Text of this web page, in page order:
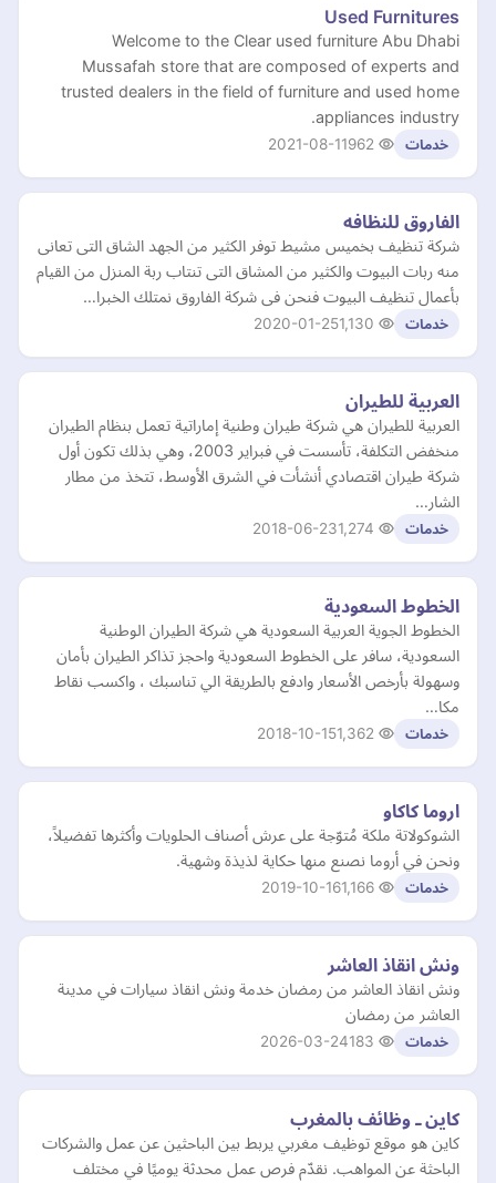
Used Furnitures
Welcome to the Clear used furniture Abu Dhabi
Mussafah store that are composed of experts and
trusted dealers in the field of furniture and used home
appliances industry.
خدمات 2021-08-11
الفاروق للنظافه
شركة تنظيف بخميس مشيط توفر الكثير من الجهد الشاق التى تعانى
منه ربات البيوت والكثير من المشاق التى تنتاب ربة المنزل من القيام
بأعمال تنظيف البيوت فنحن فى شركة الفاروق نمتلك الخبرا…
خدمات 2020-01-25
العربية للطيران
العربية للطيران هي شركة طيران وطنية إماراتية تعمل بنظام الطيران
منخفض التكلفة، تأسست في فبراير 2003، وهي بذلك تكون أول
شركة طيران اقتصادي أنشأت في الشرق الأوسط، تتخذ من مطار
الشار…
خدمات 2018-06-23
الخطوط السعودية
الخطوط الجوية العربية السعودية هي شركة الطيران الوطنية
السعودية، سافر على الخطوط السعودية واحجز تذاكر الطيران بأمان
وسهولة بأرخص الأسعار وادفع بالطريقة الي تناسبك ، واكسب نقاط
مكا…
خدمات 2018-10-15
اروما كاكاو
الشوكولاتة ملكة مُتوّجة على عرش أصناف الحلويات وأكثرها تفضيلاً،
ونحن في أروما نصنع منها حكاية لذيذة وشهية.
خدمات 2019-10-16
ونش انقاذ العاشر
ونش انقاذ العاشر من رمضان خدمة ونش انقاذ سيارات في مدينة
العاشر من رمضان
خدمات 2026-03-24
كاين ـ وظائف بالمغرب
كاين هو موقع توظيف مغربي يربط بين الباحثين عن عمل والشركات
الباحثة عن المواهب. نقدّم فرص عمل محدثة يوميًا في مختلف